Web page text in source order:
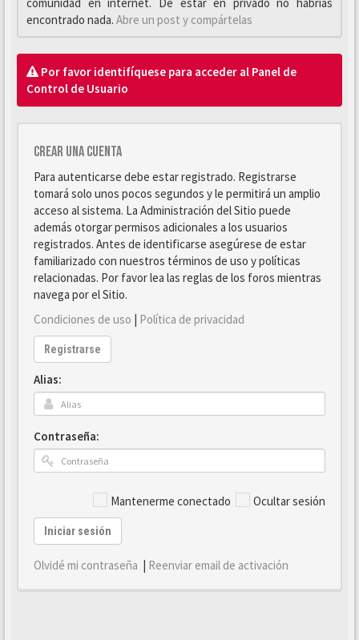
encontrado nada. Abre un post y compártelas
Por favor identifíquese para acceder al Panel de
Control de Usuario
Crear una cuenta
Para autenticarse debe estar registrado. Registrarse
tomará solo unos pocos segundos y le permitirá un amplio
acceso al sistema. La Administración del Sitio puede
además otorgar permisos adicionales a los usuarios
registrados. Antes de identificarse asegúrese de estar
familiarizado con nuestros términos de uso y políticas
relacionadas. Por favor lea las reglas de los foros mientras
navega por el Sitio.
Condiciones de uso | Política de privacidad
Registrarse
Alias:
Contraseña:
Mantenerme conectado Ocultar sesión
Iniciar sesión
Olvidé mi contraseña | Reenviar email de activación